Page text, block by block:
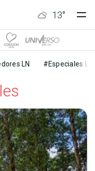
13°
LN #Especiales LN